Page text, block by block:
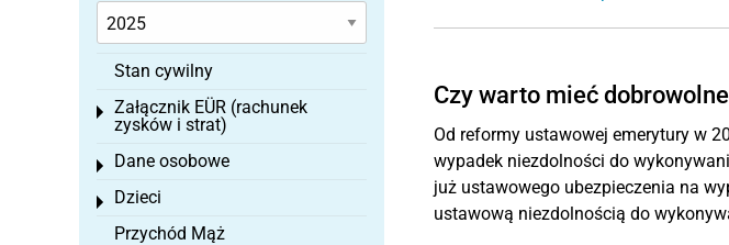
Czy warto mieć
Od reformy ustawowej emerytury w
wypadek niezdolności do
już ustawowego ubezpieczenia na
ustawową niezdolnością do
Stan cywilny
Załącznik EÜR (rachunek
zysków i strat)
Toggle menu
Dane osobowe
Toggle menu
Dzieci
Toggle menu
Przychód Mąż